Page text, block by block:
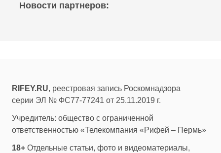
Новости партнеров:
RIFEY.RU, реестровая запись Роскомнадзора
серии ЭЛ № ФС77-77241 от 25.11.2019 г.
Учредитель: общество с ограниченной
ответственностью «Телекомпания «Рифей – Пермь»
18+ Отдельные статьи, фото и видеоматериалы,